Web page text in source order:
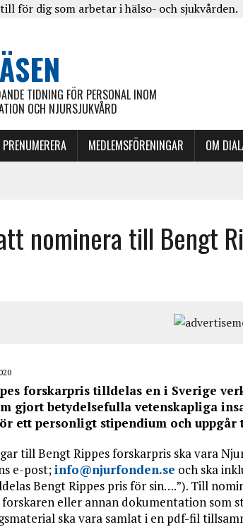
för dig som arbetar i hälso- och sjukvården.
TIDNING FÖR PERSONAL INOM
OCH NJURSJUKVÅRD
PRENUMERERA MEDLEMSFÖRENINGAR OM
nominera till Bengt
forskarpris tilldelas en i Sverige
gjort betydelsefulla vetenskapliga
ett personligt stipendium och uppgår
till Bengt Rippes forskarpris ska vara
e-post;info@njurfonden.se och ska
Bengt Rippes pris för sin….”). Till
eller annan dokumentation som
ska vara samlat i en pdf-fil